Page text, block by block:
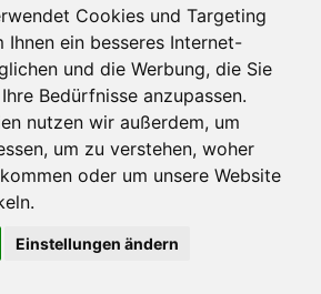
Cookies und Targeting
Ihnen ein besseres Internet-
und die Werbung, die Sie
Bedürfnisse anzupassen.
nutzen wir außerdem, um
um zu verstehen, woher
oder um unsere Website
Einstellungen ändern
und mehr